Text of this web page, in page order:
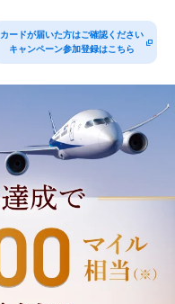
カードが届いた方はご確認ください
キャンペーン参加登録はこちら